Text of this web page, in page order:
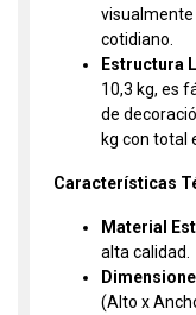
visualmente
cotidiano.
Estructura
10,3 kg, es
de
kg con total
Características
Material
alta calidad.
(Alto x